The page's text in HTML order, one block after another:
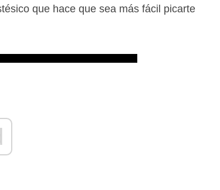
que hace que sea más fácil picarte